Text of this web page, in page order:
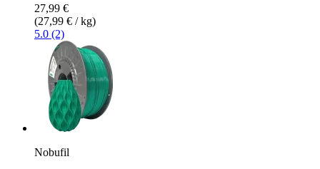
27,99 €
(27,99 € / kg)
5.0 (2)
Nobufil